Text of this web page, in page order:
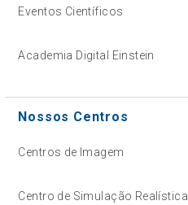
Eventos Científicos
Academia Digital Einstein
Nossos Centros
Centros de Imagem
Centro de Simulação Realística